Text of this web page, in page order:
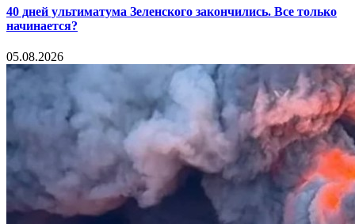
40 дней ультиматума Зеленского закончились. Все только
начинается?
05.08.2026